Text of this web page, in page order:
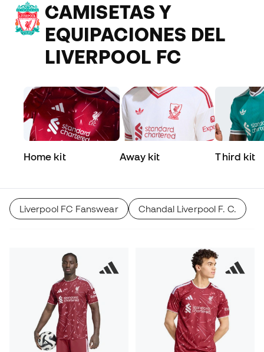
CAMISETAS Y
EQUIPACIONES DEL
LIVERPOOL FC
Home kit Away kit Third kit
Liverpool FC Fanswear Chandal Liverpool F. C.